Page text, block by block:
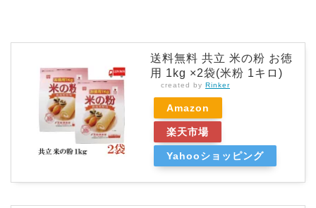
送料無料 共立 米の粉 お徳
用 1kg ×2袋(米粉 1キロ)
created by Rinker
Amazon
楽天市場
Yahooショッピング